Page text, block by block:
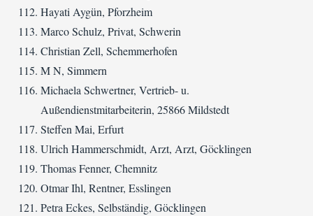
Hayati Aygün, Pforzheim
Marco Schulz, Privat, Schwerin
Christian Zell, Schemmerhofen
M N, Simmern
Michaela Schwertner, Vertrieb- u.
Außendienstmitarbeiterin, 25866 Mildstedt
Steffen Mai, Erfurt
Ulrich Hammerschmidt, Arzt, Arzt, Göcklingen
Thomas Fenner, Chemnitz
Otmar Ihl, Rentner, Esslingen
Petra Eckes, Selbständig, Göcklingen